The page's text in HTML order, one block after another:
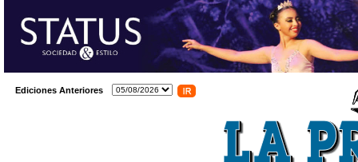
Ediciones Anteriores